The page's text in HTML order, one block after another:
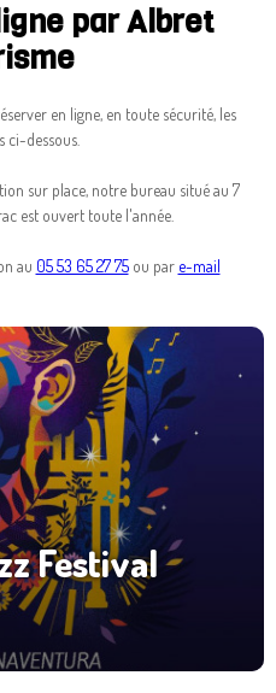
par Albret
en ligne, en toute sécurité, les
ci-dessous.
sur place, notre bureau situé au 7
est ouvert toute l'année.
au 05 53 65 27 75ou par e-mail
Festival